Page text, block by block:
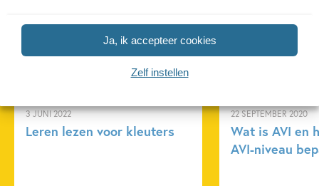
Ja, ik accepteer cookies
Zelf instellen
3 JUNI 2022
Leren lezen voor kleuters
Achtergrond
22 SEPTEMBER 2020
Wat is AVI en
AVI-niveau